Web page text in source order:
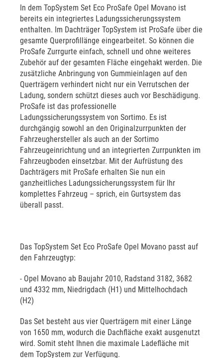
In dem TopSystem Set Eco ProSafe Opel Movano ist
bereits ein integriertes Ladungssicherungssystem
enthalten. Im Dachträger TopSystem ist ProSafe über die
gesamte Querprofillänge eingearbeitet. So können die
ProSafe Zurrgurte einfach, schnell und ohne weiteres
Zubehör auf der gesamten Fläche eingehakt werden. Die
zusätzliche Anbringung von Gummieinlagen auf den
Querträgern verhindert nicht nur ein Verrutschen der
Ladung, sondern schützt dieses auch vor Beschädigung.
ProSafe ist das professionelle
Ladungssicherungssystem von Sortimo. Es ist
durchgängig sowohl an den Originalzurrpunkten der
Fahrzeughersteller als auch an der Sortimo
Fahrzeugeinrichtung und an integrierten Zurrpunkten im
Fahrzeugboden einsetzbar. Mit der Aufrüstung des
Dachträgers mit ProSafe erhalten Sie nun ein
ganzheitliches Ladungssicherungssystem für Ihr
komplettes Fahrzeug – sprich, ein Gurtsystem das
überall passt.
Das TopSystem Set Eco ProSafe Opel Movano passt auf
den Fahrzeugtyp:
- Opel Movano ab Baujahr 2010, Radstand 3182, 3682
und 4332 mm, Niedrigdach (H1) und Mittelhochdach
(H2)
Das Set besteht aus vier Querträgern mit einer Länge
von 1650 mm, wodurch die Dachfläche exakt ausgenutzt
wird. Somit steht Ihnen die maximale Ladefläche mit
dem TopSystem zur Verfügung.